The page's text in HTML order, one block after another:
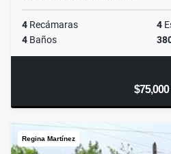
4 Recámaras 4
4 Baños
$75,000
Regina Martínez